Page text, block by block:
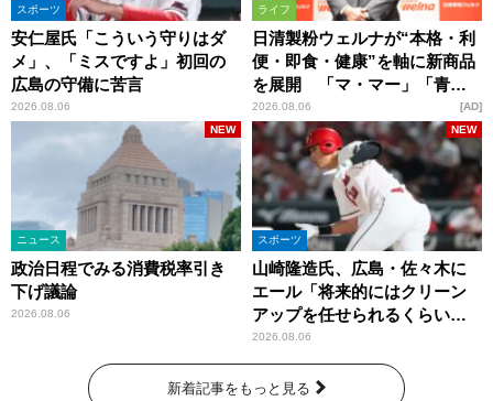
スポーツ
安仁屋氏「こういう守りはダ
メ」、「ミスですよ」初回の
広島の守備に苦言
2026.08.06
ライフ
日清製粉ウェルナが“本格・利
便・即食・健康”を軸に新商品
を展開 「マ・マー」「青の
洞窟」ブランドを強化
2026.08.06 AD
ニュース
政治日程でみる消費税率引き
下げ議論
2026.08.06
NEW
スポーツ
山崎隆造氏、広島・佐々木に
エール「将来的にはクリーン
アップを任せられるくらいま
では成長して」
2026.08.06
NEW
新着記事をもっと見る